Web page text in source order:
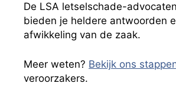
De LSA letselschade-
bieden je heldere antwoorden
afwikkeling van de zaak.
Meer weten? Bekijk ons
veroorzakers.